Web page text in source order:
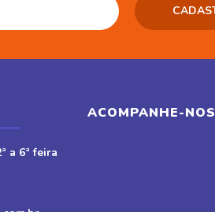
a 6ª feira
ACOMPANHE-NOS